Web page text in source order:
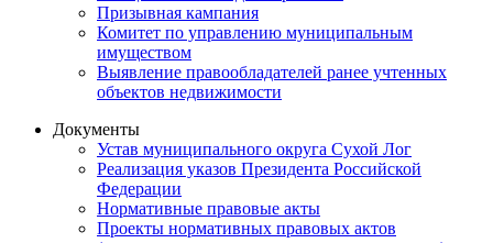
Призывная кампания
Комитет по управлению муниципальным
имуществом
Выявление правообладателей ранее учтенных
объектов недвижимости
Документы
Устав муниципального округа Сухой Лог
Реализация указов Президента Российской
Федерации
Нормативные правовые акты
Проекты нормативных правовых актов